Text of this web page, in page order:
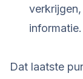
informatie.
Dat laatste